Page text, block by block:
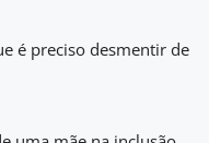
é preciso desmentir de